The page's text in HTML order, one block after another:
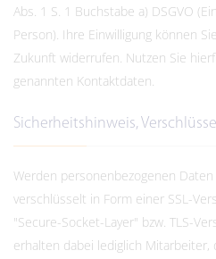
Abs. 1 S. 1 Buchstabe a) DSGVO
Person). Ihre Einwilligung können
Zukunft widerrufen. Nutzen Sie
genannten Kontaktdaten.
Sicherheitshinweis,
Werden personenbezogenen
verschlüsselt in Form einer SSL-
"Secure-Socket-Layer" bzw. TLS-
erhalten dabei lediglich